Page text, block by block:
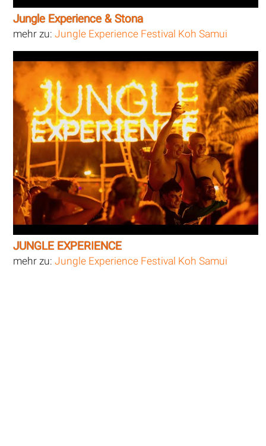
Jungle Experience & Stona
mehr zu:Jungle Experience Festival Koh Samui
JUNGLE EXPERIENCE
mehr zu:Jungle Experience Festival Koh Samui